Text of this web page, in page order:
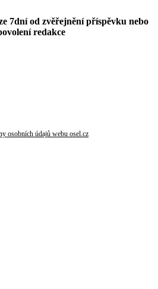
7dní od zvěřejnění příspěvku nebo
redakce
osobních údajů webu osel.cz